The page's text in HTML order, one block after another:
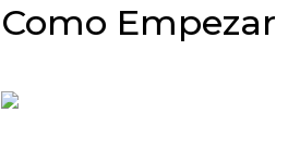
Como Empezar